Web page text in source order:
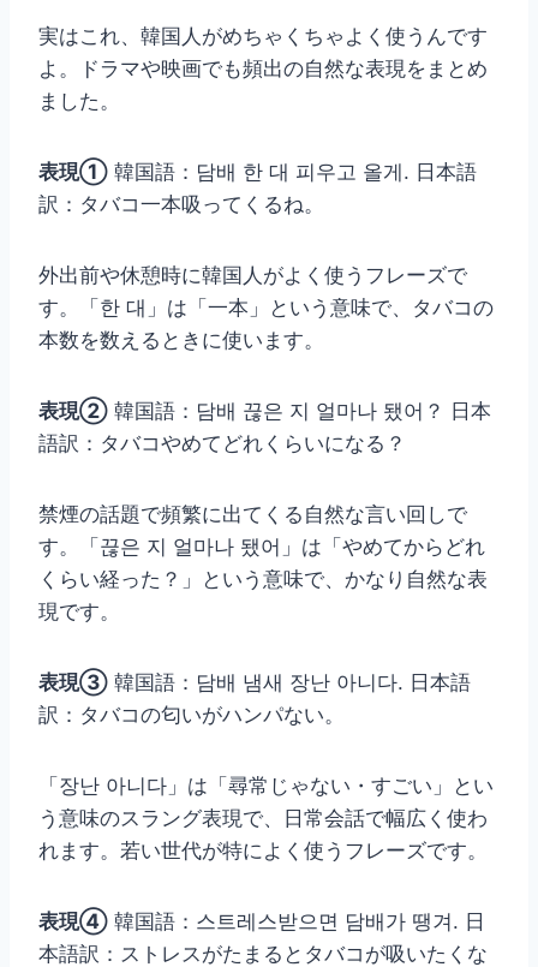
実はこれ、韓国人がめちゃくちゃよく使うんです
よ。ドラマや映画でも頻出の自然な表現をまとめ
ました。
表現① 韓国語：담배 한 대 피우고 올게. 日本語
訳：タバコ一本吸ってくるね。
外出前や休憩時に韓国人がよく使うフレーズで
す。「한 대」は「一本」という意味で、タバコの
本数を数えるときに使います。
表現② 韓国語：담배 끊은 지 얼마나 됐어？ 日本
語訳：タバコやめてどれくらいになる？
禁煙の話題で頻繁に出てくる自然な言い回しで
す。「끊은 지 얼마나 됐어」は「やめてからどれ
くらい経った？」という意味で、かなり自然な表
現です。
表現③ 韓国語：담배 냄새 장난 아니다. 日本語
訳：タバコの匂いがハンパない。
「장난 아니다」は「尋常じゃない・すごい」とい
う意味のスラング表現で、日常会話で幅広く使わ
れます。若い世代が特によく使うフレーズです。
表現④ 韓国語：스트레스받으면 담배가 땡겨. 日
本語訳：ストレスがたまるとタバコが吸いたくな